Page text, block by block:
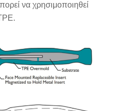
να χρησιμοποιηθεί